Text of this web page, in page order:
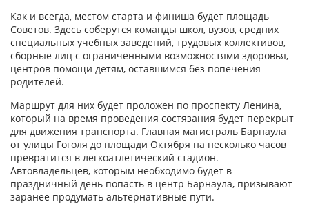
Как и всегда, местом старта и финиша будет площадь
Советов. Здесь соберутся команды школ, вузов, средних
специальных учебных заведений, трудовых коллективов,
сборные лиц с ограниченными возможностями здоровья,
центров помощи детям, оставшимся без попечения
родителей.
Маршрут для них будет проложен по проспекту Ленина,
который на время проведения состязания будет перекрыт
для движения транспорта. Главная магистраль Барнаула
от улицы Гоголя до площади Октября на несколько часов
превратится в легкоатлетический стадион.
Автовладельцев, которым необходимо будет в
праздничный день попасть в центр Барнаула, призывают
заранее продумать альтернативные пути.